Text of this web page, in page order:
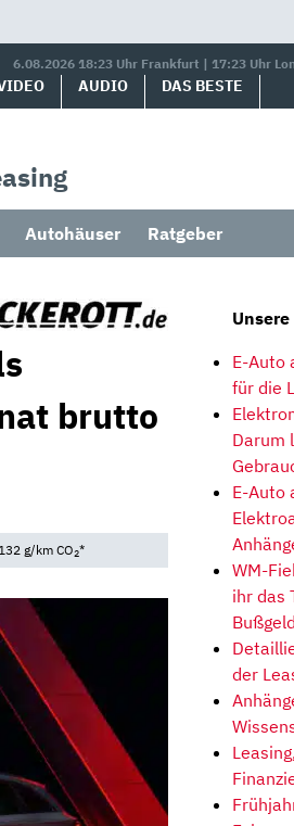
6.08.2026 18:23 Uhr Frankfurt | 17:23 Uhr
AUDIO DAS BESTE
Autohäuser Ratgeber
brutto
g/km CO2*
E-Auto
für die
Darum
E-Auto
WM-
ihr das
Bußgeld
der